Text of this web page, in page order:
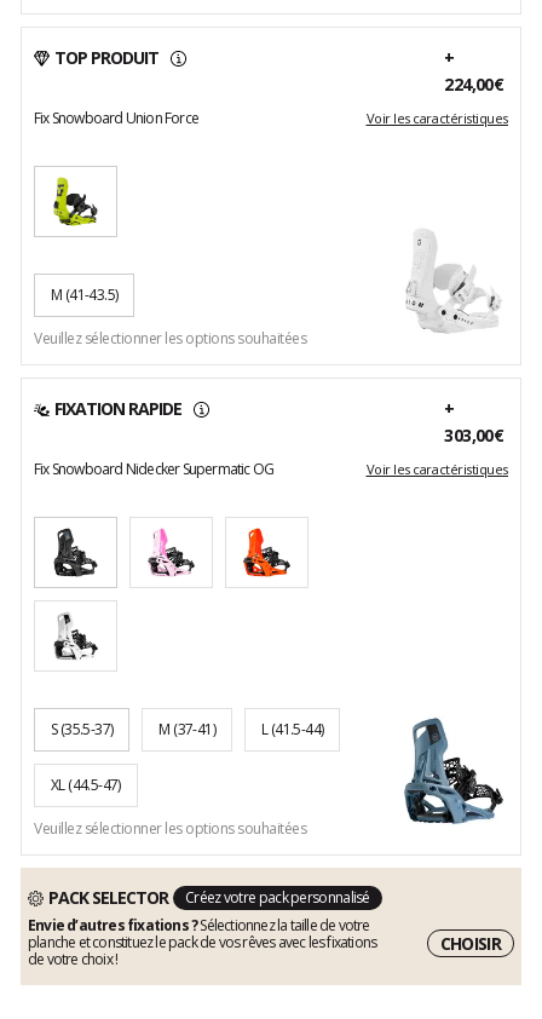
TOP PRODUIT
+
224,00€
Fix Snowboard Union Force Voir les caractéristiques
M (41-43.5)
Veuillez sélectionner les options souhaitées
FIXATION RAPIDE
+
303,00€
Fix Snowboard Nidecker Supermatic OG Voir les caractéristiques
S(35.5-37) M (37-41) L(41.5-44)
XL(44.5-47)
Veuillez sélectionner les options souhaitées
PACK SELECTOR
Créez votre pack personnalisé
Envie d’autres fixations ?Sélectionnez la taille de votre
planche et constituez le pack de vos rêves avec les fixations
de votre choix !
CHOISIR